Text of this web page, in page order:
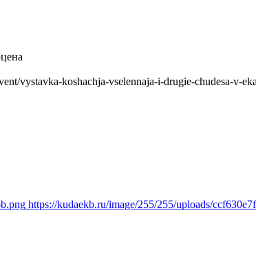
vystavka-koshachja-vselennaja-i-drugie-chudesa-v-
https://kudaekb.ru/image/255/255/uploads/